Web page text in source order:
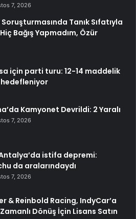
7, 2026
Tanık Sıfatıyla
Bağış Yapmadım, Özür
için parti turu: 12-14 maddelik
Kamyonet Devrildi: 2 Yaralı
7, 2026
istifa depremi:
da aralarındaydı
7, 2026
& Reinbold Racing, IndyCar’a
Dönüş İçin Lisans Satın